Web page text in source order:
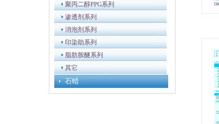
聚丙二醇PPG系列
渗透剂系列
消泡剂系列
印染助系列
脂肪胺醚系列
其它
石蜡